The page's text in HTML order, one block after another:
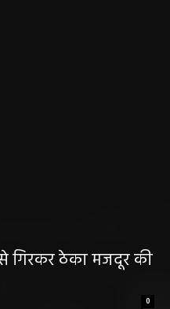
गिरकर ठेका मजदूर की
0